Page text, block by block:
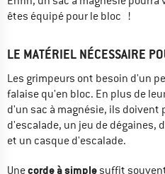
êtes équipé pour le bloc !
LE MATÉRIEL NÉCESSAIRE
Les grimpeurs ont besoin d'un
falaise qu'en bloc. En plus de
d'un sac à magnésie, ils doivent
d'escalade, un jeu de dégaines,
et un casque d'escalade.
Unecorde à simplesuffit